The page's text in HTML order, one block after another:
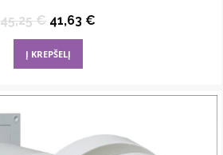
45,25€ Original
price
was:
45,25 €.
41,63 €
Į KREPŠELĮ